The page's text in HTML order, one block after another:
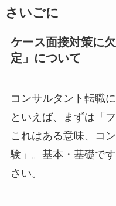
さいごに
ケース面接対策に
定」について
コンサルタント転職
といえば、まずは「
これはある意味、コ
験」。基本・基礎で
さい。